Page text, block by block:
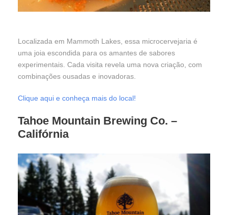
Localizada em Mammoth Lakes, essa microcervejaria é
uma joia escondida para os amantes de sabores
experimentais. Cada visita revela uma nova criação, com
combinações ousadas e inovadoras.
Clique aqui e conheça mais do local!
Tahoe Mountain Brewing Co. –
Califórnia